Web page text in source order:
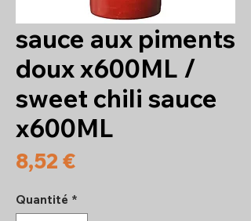
sauce aux piments
doux x600ML /
sweet chili sauce
x600ML
8,52 €
Quantité *